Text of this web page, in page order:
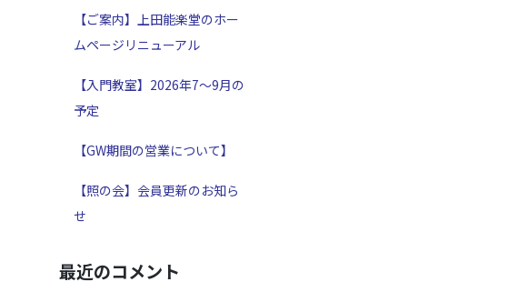
【ご案内】上田能楽堂のホー
ムページリニューアル
【入門教室】2026年7～9月の
予定
【GW期間の営業について】
【照の会】会員更新のお知ら
せ
最近のコメント